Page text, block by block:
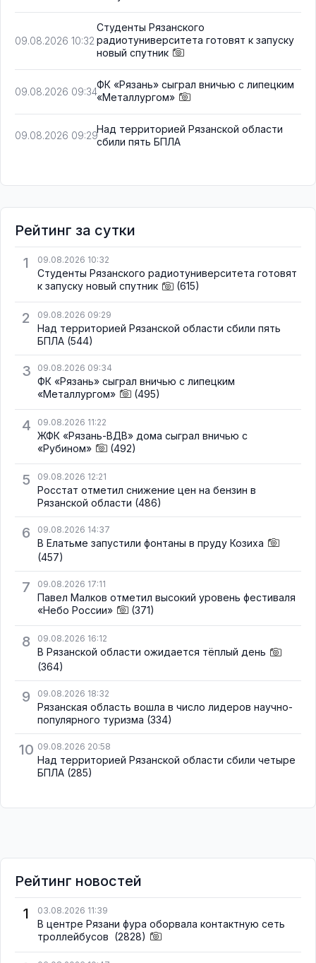
09.08.2026 10:32
Студенты Рязанского
радиотуниверситета готовят к запуску
новый спутник
09.08.2026 09:34
ФК «Рязань» сыграл вничью с липецким
«Металлургом»
09.08.2026 09:29
Над территорией Рязанской области
сбили пять БПЛА
Рейтинг за сутки
1
09.08.2026 10:32
Студенты Рязанского радиотуниверситета готовят
к запуску новый спутник
(615)
2 09.08.2026 09:29
Над территорией Рязанской области сбили пять
БПЛА (544)
3 09.08.2026 09:34
ФК «Рязань» сыграл вничью с липецким
«Металлургом»
(495)
4 09.08.2026 11:22
ЖФК «Рязань-ВДВ» дома сыграл вничью с
«Рубином»
(492)
5 09.08.2026 12:21
Росстат отметил снижение цен на бензин в
Рязанской области (486)
6 09.08.2026 14:37
В Елатьме запустили фонтаны в пруду Козиха
(457)
7 09.08.2026 17:11
Павел Малков отметил высокий уровень фестиваля
«Небо России»
(371)
8 09.08.2026 16:12
В Рязанской области ожидается тёплый день
(364)
9 09.08.2026 18:32
Рязанская область вошла в число лидеров научно-
популярного туризма (334)
10 09.08.2026 20:58
Над территорией Рязанской области сбили четыре
БПЛА (285)
Рейтинг новостей
1
03.08.2026 11:39
В центре Рязани фура оборвала контактную сеть
троллейбусов (2828)